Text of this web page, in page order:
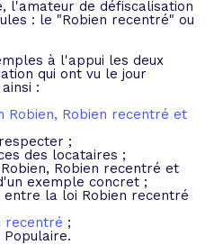
l'amateur de défiscalisation
: le "Robien recentré" ou
à l'appui les deux
qui ont vu le jour
:
Robien, Robien recentré et
;
des locataires ;
Robien recentré et
exemple concret ;
la loi Robien recentré
recentré ;